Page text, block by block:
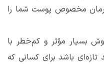
مخصوص پوست شما را
بسیار مؤثر و کم‌خطر با
تازه‌ای باشد برای کسانی که